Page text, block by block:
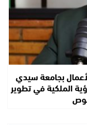
بجامعة سيدي
الملكية في تطوير